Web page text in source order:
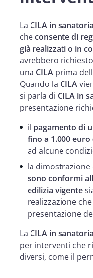
La CILA in sanatoria
checonsente di
già realizzati o in
avrebbero
una CILA prima
Quando la CILA
si parla di CILA in
presentazione
il pagamento di
fino a 1.000 euro
ad alcune
la dimostrazione
sono conformi
edilizia vigente
realizzazione
presentazione
La CILA in sanatoria
per interventi che
diversi, come il